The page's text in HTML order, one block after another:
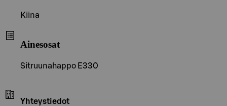
Kiina
Ainesosat
Sitruunahappo E330
Yhteystiedot